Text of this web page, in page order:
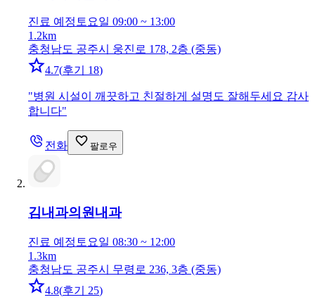
진료 예정 토요일 09:00 ~ 13:00
1.2km
충청남도 공주시 웅진로 178, 2층 (중동)
4.7(후기 18)
"병원 시설이 깨끗하고 친절하게 설명도 잘해두세요 감사
합니다"
전화 팔로우
김내과의원 내과
진료 예정 토요일 08:30 ~ 12:00
1.3km
충청남도 공주시 무령로 236, 3층 (중동)
4.8(후기 25)